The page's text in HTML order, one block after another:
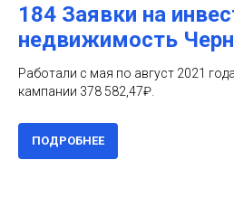
184 Заявки на
недвижимость
Работали с мая по август 2021
кампании 378 582,47₽.
ПОДРОБНЕЕ